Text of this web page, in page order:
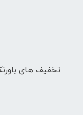
تخفیف های